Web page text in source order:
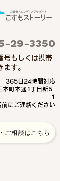
29-3350
365日24時間対応
町本通1丁目新5-
1
にご連絡ください
ご相談はこちら
号もしくは携帯
す。